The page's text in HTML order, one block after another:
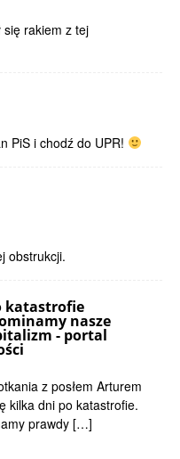
się rakiem z tej
PiS i chodź do UPR!
obstrukcji.
katastrofie
nasze
- portal
z posłem Arturem
kilka dni po katastrofie.
prawdy […]